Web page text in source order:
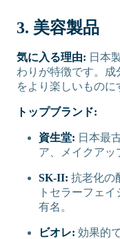
3. 美容製品
気に入る理由: 日本
わりが特徴です。成
をより楽しいものに
トップブランド:
資生堂: 日本最
ア、メイクアッ
SK-II: 抗老化の
トセラーフェ
有名。
ビオレ: 効果的